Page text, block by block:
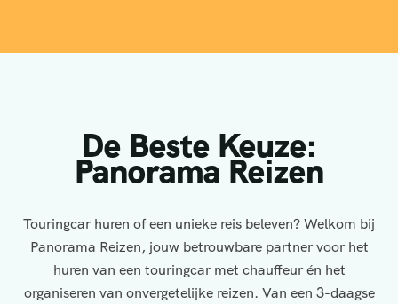
De Beste Keuze:
Panorama Reizen
Touringcar huren of een unieke reis beleven? Welkom bij
Panorama Reizen, jouw betrouwbare partner voor het
huren van een touringcar met chauffeur én het
organiseren van onvergetelijke reizen. Van een 3-daagse